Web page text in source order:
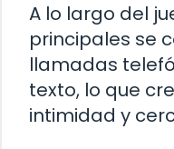
A lo largo del
principales se
llamadas
texto, lo que
intimidad y